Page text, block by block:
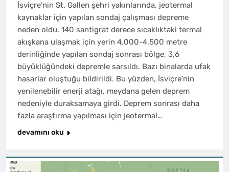
İsviçre’nin St. Gallen şehri yakınlarında, jeotermal
kaynaklar için yapılan sondaj çalışması depreme
neden oldu. 140 santigrat derece sıcaklıktaki termal
akışkana ulaşmak için yerin 4.000-4.500 metre
derinliğinde yapılan sondaj sonrası bölge, 3,6
büyüklüğündeki depremle sarsıldı. Bazı binalarda ufak
hasarlar oluştuğu bildirildi. Bu yüzden, İsviçre’nin
yenilenebilir enerji atağı, meydana gelen deprem
nedeniyle duraksamaya girdi. Deprem sonrası daha
fazla araştırma yapılması için jeotermal…
devamını oku